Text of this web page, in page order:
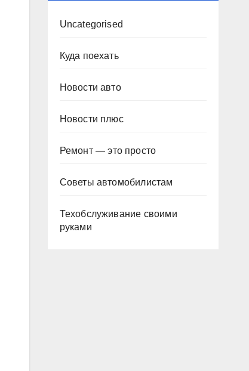
Uncategorised
Куда поехать
Новости авто
Новости плюс
Ремонт — это просто
Советы автомобилистам
Техобслуживание своими
руками